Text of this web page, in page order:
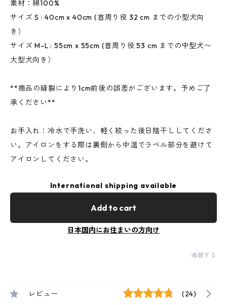
素材：綿100%
サイズ S : 40cm x 40cm (首周り役 32 cm までの小型犬向
き）
サイズ M-L : 55cm x 55cm (首周り役 53 cm までの中型犬〜
大型犬向き）
**商品の縫製により1cm前後の誤差がございます。予めご了
承ください**
お手入れ：冷水で手洗い、軽く絞った後日陰干ししてくださ
い。アイロンをする際は裏側から中温でラベル部分を避けて
アイロンしてください。
International shipping available
Add to cart
日本国内にお住まいの方向け
通報する
レビュー (24)